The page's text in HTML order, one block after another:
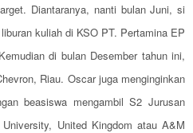
Diantaranya, nanti bulan Juni, si
kuliah di KSO PT. Pertamina EP
di bulan Desember tahun ini,
Riau. Oscar juga menginginkan
beasiswa mengambil S2 Jurusan
United Kingdom atau A&M